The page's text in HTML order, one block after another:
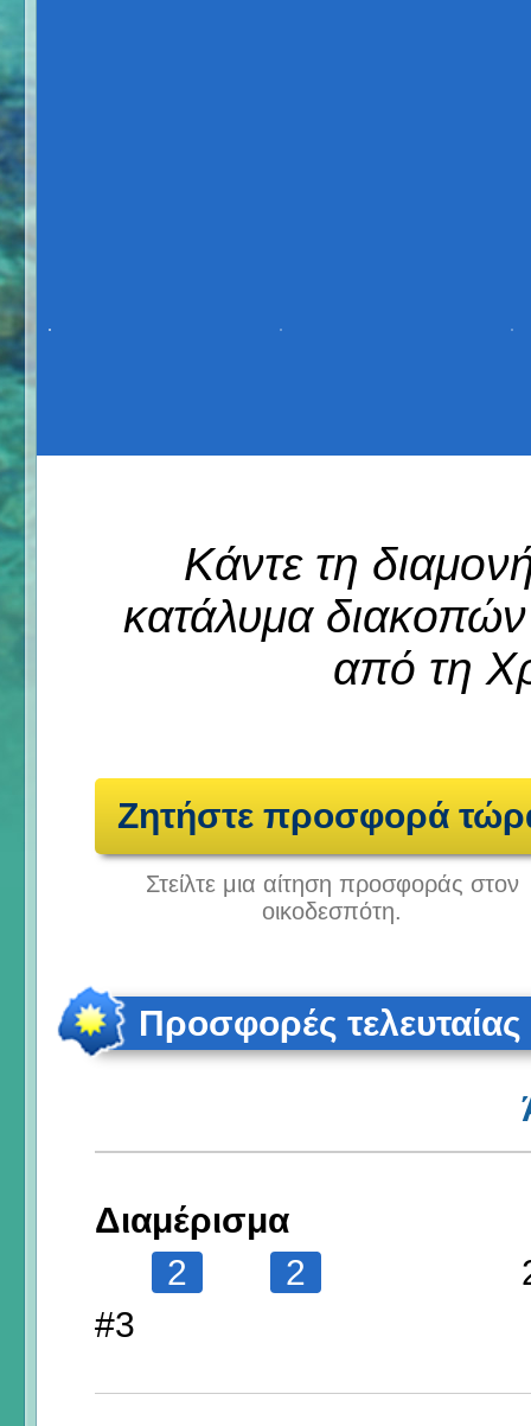
Κάντε τη
κατάλυμα
από τη
Ζητήστε προσφορά
Στείλτε μια αίτηση προσφοράς στον
οικοδεσπότη.
Προσφορές τελευταίας
Διαμέρισμα
2
2
#3